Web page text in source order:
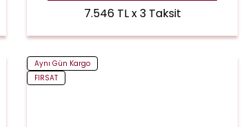
7.546 TL x 3 Taksit
Aynı Gün Kargo
FIRSAT